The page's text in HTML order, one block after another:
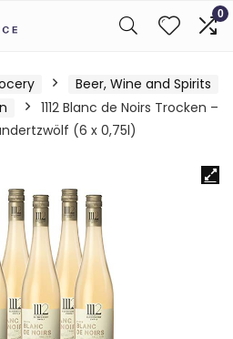
0
Beer, Wine and Spirits
1112 Blanc de Noirs Trocken –
(6 x 0,75l)